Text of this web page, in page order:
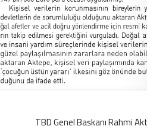
TBD Genel Başkanı Rahmi